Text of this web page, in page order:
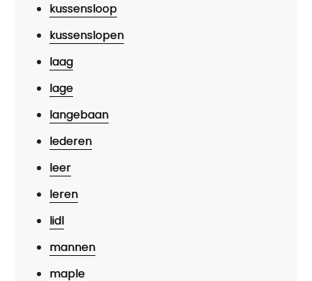
kussensloop
kussenslopen
laag
lage
langebaan
lederen
leer
leren
lidl
mannen
maple